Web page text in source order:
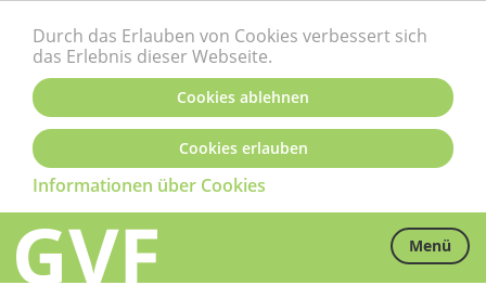
Durch das Erlauben von Cookies verbessert sich
das Erlebnis dieser Webseite.
Cookies ablehnen
Informationen über Cookies
Cookies erlauben
Menü